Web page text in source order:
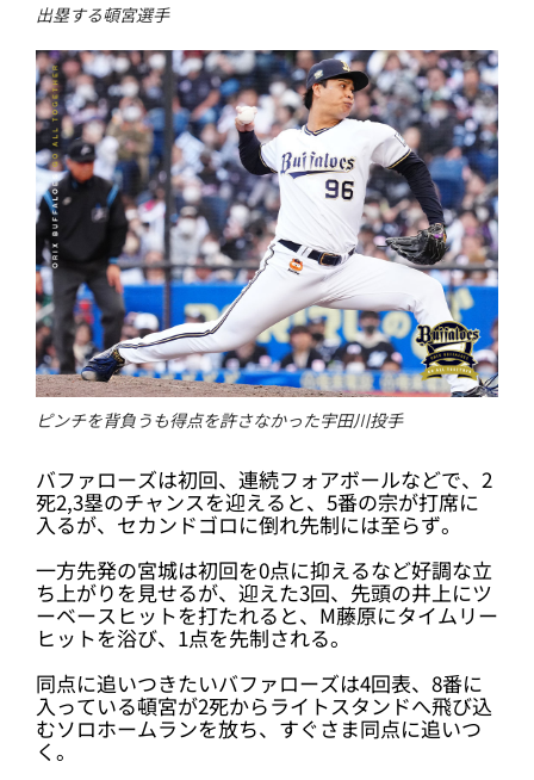
出塁する頓宮選手
ピンチを背負うも得点を許さなかった宇田川投手
バファローズは初回、連続フォアボールなどで、2
死2,3塁のチャンスを迎えると、5番の宗が打席に
入るが、セカンドゴロに倒れ先制には至らず。
一方先発の宮城は初回を0点に抑えるなど好調な立
ち上がりを見せるが、迎えた3回、先頭の井上にツ
ーベースヒットを打たれると、M藤原にタイムリー
ヒットを浴び、1点を先制される。
同点に追いつきたいバファローズは4回表、8番に
入っている頓宮が2死からライトスタンドへ飛び込
むソロホームランを放ち、すぐさま同点に追いつ
く。